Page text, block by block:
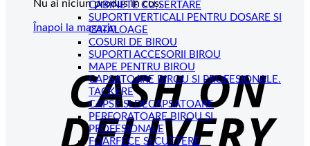
Nu ai niciun produs în coș.
Înapoi la magazin
CABINETE CU SERTARE
SUPORTI VERTICALI PENTRU DOSARE SI
CATALOAGE
COSURI DE BIROU
SUPORTI ACCESORII BIROU
MAPE PENTRU BIROU
CAPSATOARE BIROU SI PROFESIONALE.
TACKERE
CAPSE SI DECAPSATOARE
PERFORATOARE BIROU SI
PROFESIONALE
FOARFECE SI CUTTERE